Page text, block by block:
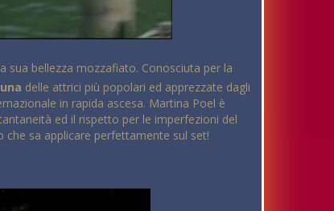
bellezza mozzafiato. Conosciuta per la
delle attrici più popolari ed apprezzate dagli
in rapida ascesa. Martina Poel è
ed il rispetto per le imperfezioni del
sa applicare perfettamente sul set!